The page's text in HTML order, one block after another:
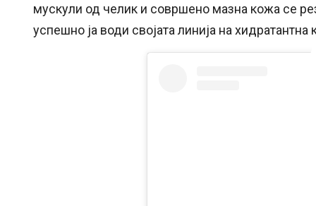
мускули од челик и совршено мазна кожа се
успешно ја води својата линија на хидратантна